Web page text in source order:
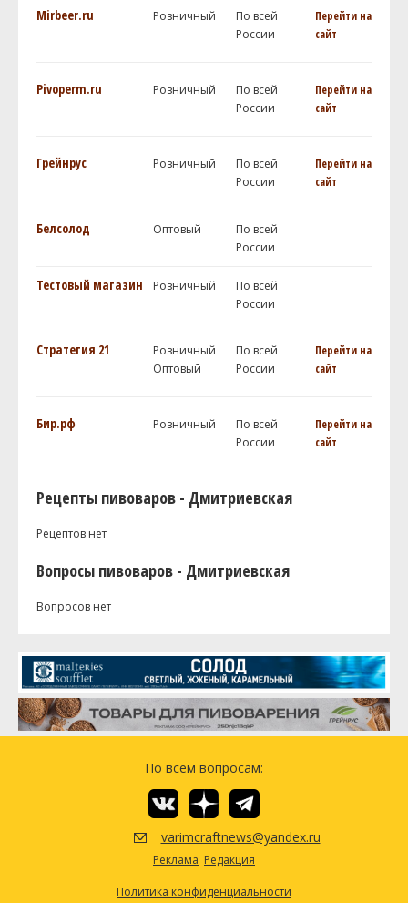
Mirbeer.ru Розничный
По всей
России
Перейти на
сайт
Pivoperm.ru Розничный
По всей
России
Перейти на
сайт
Грейнрус Розничный
По всей
России
Перейти на
сайт
Белсолод Оптовый
По всей
России
Тестовый магазин Розничный
По всей
России
Стратегия 21
Розничный
Оптовый
По всей
России
Перейти на
сайт
Бир.рф Розничный
По всей
России
Перейти на
сайт
Рецепты пивоваров - Дмитриевская
Рецептов нет
Вопросы пивоваров - Дмитриевская
Вопросов нет
По всем вопросам:
varimcraftnews@yandex.ru
Реклама Редакция
Политика конфиденциальности